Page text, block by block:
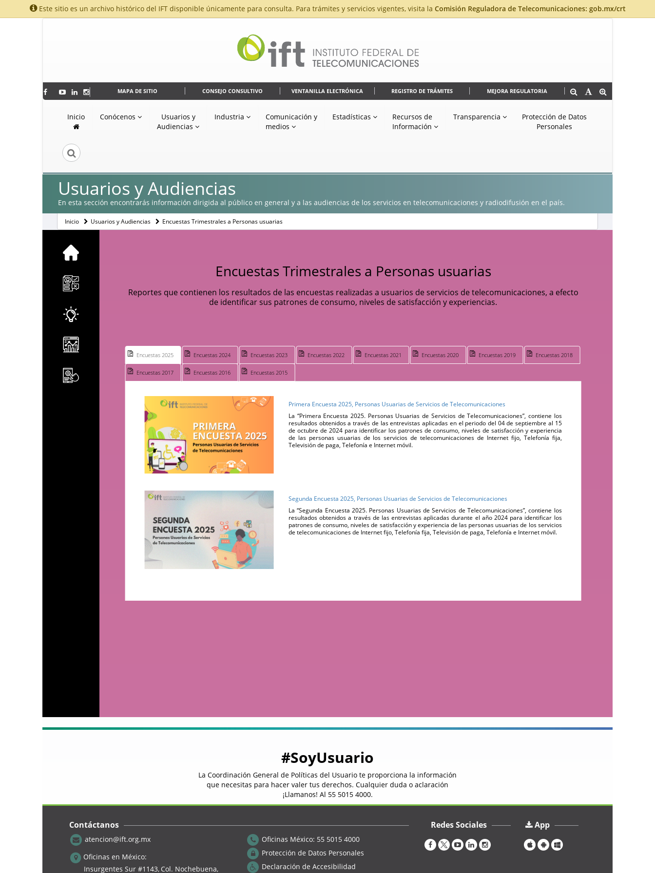
Este sitio es un archivo histórico del IFT disponible únicamente para consulta. Para trámites y servicios vigentes, visita la Comisión Reguladora de Telecomunicaciones: gob.mx/crt
MAPA DE SITIO CONSEJO CONSULTIVO VENTANILLA ELECTRÓNICA REGISTRO DE TRÁMITES MEJORA REGULATORIA
Inicio Conócenos
Usuarios y
Audiencias
Industria
Comunicación y
medios
Estadísticas
Recursos de
Información
Transparencia
Protección de Datos
Personales
Usuarios y Audiencias
En esta sección encontrarás información dirigida al público en general y a las audiencias de los servicios en telecomunicaciones y radiodifusión en el país.
Inicio Usuarios y Audiencias Encuestas Trimestrales a Personas usuarias
Encuestas Trimestrales a Personas usuarias
Reportes que contienen los resultados de las encuestas realizadas a usuarios de servicios de telecomunicaciones, a efecto
de identificar sus patrones de consumo, niveles de satisfacción y experiencias.
Encuestas 2025 Encuestas 2024 Encuestas 2023 Encuestas 2022 Encuestas 2021 Encuestas 2020 Encuestas 2019 Encuestas 2018
Encuestas 2017 Encuestas 2016 Encuestas 2015
Primera Encuesta 2025, Personas Usuarias de Servicios de Telecomunicaciones
La “Primera Encuesta 2025. Personas Usuarias de Servicios de Telecomunicaciones”, contiene los
resultados obtenidos a través de las entrevistas aplicadas en el periodo del 04 de septiembre al 15
de octubre de 2024 para identificar los patrones de consumo, niveles de satisfacción y experiencia
de las personas usuarias de los servicios de telecomunicaciones de Internet fijo, Telefonía fija,
Televisión de paga, Telefonía e Internet móvil.
Segunda Encuesta 2025, Personas Usuarias de Servicios de Telecomunicaciones
La “Segunda Encuesta 2025. Personas Usuarias de Servicios de Telecomunicaciones”, contiene los
resultados obtenidos a través de las entrevistas aplicadas durante el año 2024 para identificar los
patrones de consumo, niveles de satisfacción y experiencia de las personas usuarias de los servicios
de telecomunicaciones de Internet fijo, Telefonía fija, Televisión de paga, Telefonía e Internet móvil.
#SoyUsuario
La Coordinación General de Políticas del Usuario te proporciona la información
que necesitas para hacer valer tus derechos. Cualquier duda o aclaración
¡Llamanos! Al 55 5015 4000.
Contáctanos
atencion@ift.org.mx
Oficinas en México:
Insurgentes Sur #1143, Col. Nochebuena,
Oficinas México: 55 5015 4000
Protección de Datos Personales
Declaración de Accesibilidad
Redes Sociales App